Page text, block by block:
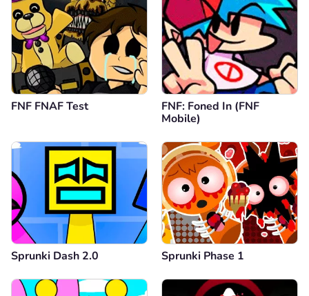
FNF FNAF Test
FNF: Foned In (FNF
Mobile)
Sprunki Dash 2.0 Sprunki Phase 1